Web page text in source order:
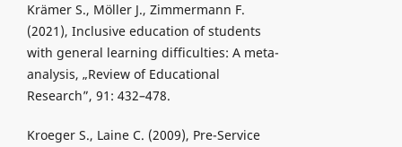
Krämer S., Möller J., Zimmermann F.
(2021), Inclusive education of students
with general learning difficulties: A meta-
analysis, „Review of Educational
Research”, 91: 432–478.
Kroeger S., Laine C. (2009), Pre-Service